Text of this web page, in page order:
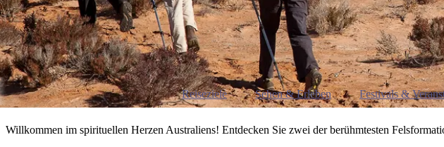
Reiseziele Sehen & Erleben Festivals &
Willkommen im spirituellen Herzen Australiens! Entdecken Sie zwei der berühmtesten